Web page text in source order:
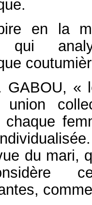
en la
qui
GABOU, «
chaque
du mari,